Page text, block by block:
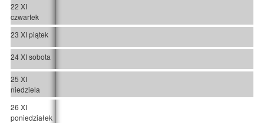
22 XI
czwartek
23 XI piątek
24 XI sobota
25 XI
niedziela
26 XI
poniedziałek